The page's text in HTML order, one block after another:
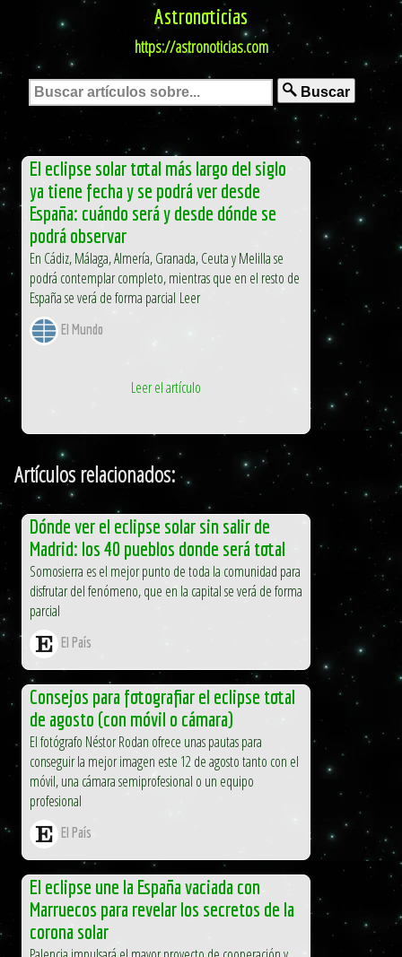
Astronoticias
https://astronoticias.com
Buscar
El eclipse solar total más largo del siglo
ya tiene fecha y se podrá ver desde
España: cuándo será y desde dónde se
podrá observar
En Cádiz, Málaga, Almería, Granada, Ceuta y Melilla se
podrá contemplar completo, mientras que en el resto de
España se verá de forma parcial Leer
El Mundo
Leer el artículo
Artículos relacionados:
Dónde ver el eclipse solar sin salir de
Madrid: los 40 pueblos donde será total
Somosierra es el mejor punto de toda la comunidad para
disfrutar del fenómeno, que en la capital se verá de forma
parcial
El País
Consejos para fotografiar el eclipse total
de agosto (con móvil o cámara)
El fotógrafo Néstor Rodan ofrece unas pautas para
conseguir la mejor imagen este 12 de agosto tanto con el
móvil, una cámara semiprofesional o un equipo
profesional
El País
El eclipse une la España vaciada con
Marruecos para revelar los secretos de la
corona solar